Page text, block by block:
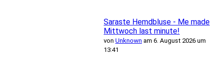
Saraste Hemdbluse - Me made
Mittwoch last minute!
von Unknown am 6. August 2026 um
13:41